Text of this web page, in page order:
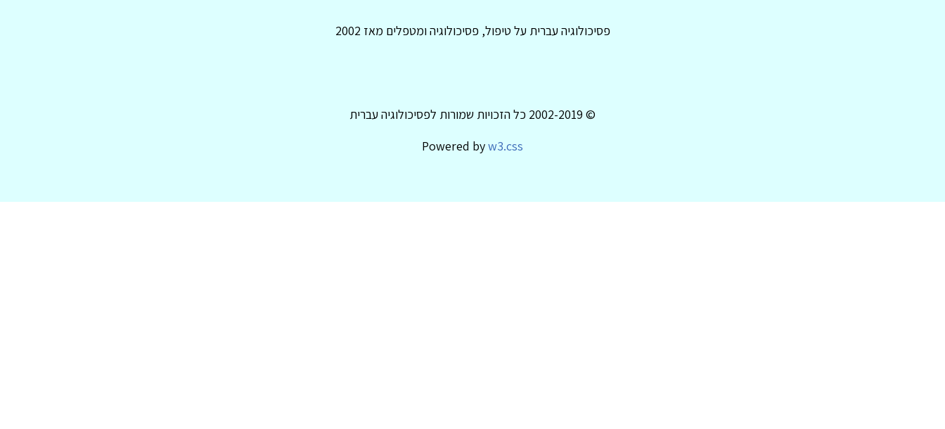
פסיכולוגיה עברית על טיפול, פסיכולוגיה ומטפלים מאז 2002
© 2002-2019 כל הזכויות שמורות לפסיכולוגיה עברית
Powered byw3.css